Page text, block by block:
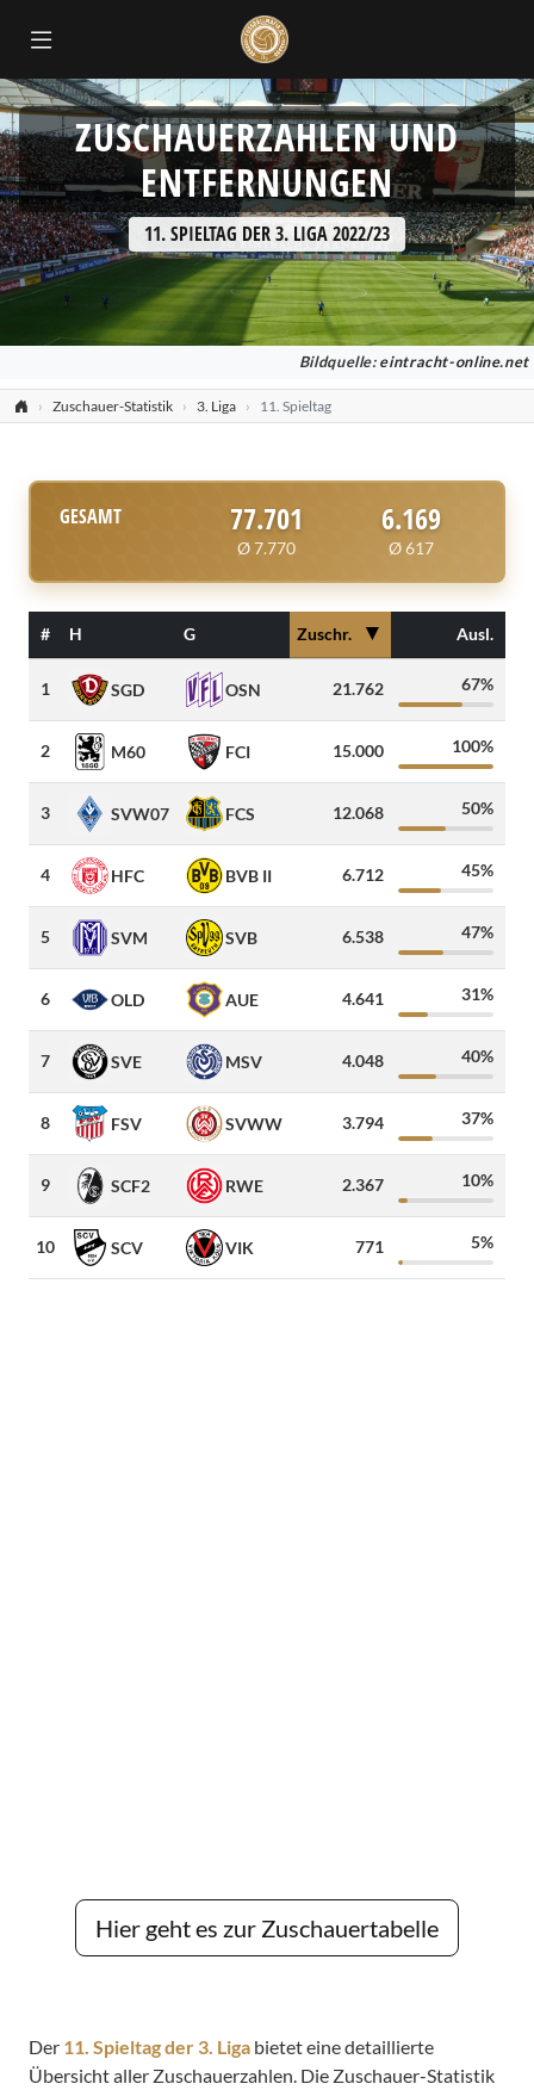
ZUSCHAUERZAHLEN UND
ENTFERNUNGEN
11. SPIELTAG DER 3. LIGA 2022/23
Bildquelle: eintracht-online.net
Zuschauer-Statistik 3. Liga 11. Spieltag
GESAMT 77.701
Ø 7.770
6.169
Ø 617
# H G Zuschr. ▼ Ausl.
1 SGD OSN 21.762 67%
2 M60 FCI 15.000 100%
3 SVW07 FCS 12.068 50%
4 HFC BVB II 6.712 45%
5 SVM SVB 6.538 47%
6 OLD AUE 4.641 31%
7 SVE MSV 4.048 40%
8 FSV SVWW 3.794 37%
9 SCF2 RWE 2.367 10%
10 SCV VIK 771 5%
Hier geht es zur Zuschauertabelle
Der 11. Spieltag der 3. Liga bietet eine detaillierte
Übersicht aller Zuschauerzahlen. Die Zuschauer-Statistik